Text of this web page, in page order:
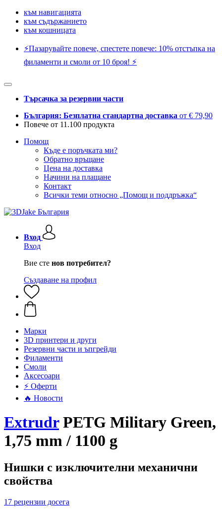
към навигацията
към съдържанието
към кошницата
⚡️Пазарувайте повече, спестете повече: 10% отстъпка на
филаменти и смоли от 10 броя! ⚡️
Търсачка за резервни части
България: Безплатна стандартна доставка от € 79,90
Повече от 11.100 продукта
Помощ
Къде е поръчката ми?
Обратно връщане
Цена на доставка
Начини на плащане
Контакт
Всички теми относно „Помощ и поддръжка“
Вход
Вход
Вие сте нов потребител?
Създаване на профил
Mарки
3D принтери и други
Резервни части и ъпгрейди
Филаменти
Смоли
Аксесоари
⚡ Оферти
🔥 Новости
ExtrudrPETG Military Green,
1,75 mm / 1100 g
Нишки с изключителни механични
свойства
17 рецензии досега